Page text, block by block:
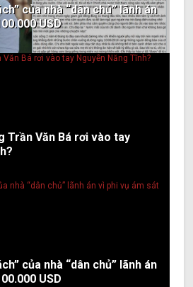
của nhà “dân chủ” lãnh án
USD
Trần Văn Bá rơi vào tay
của nhà “dân chủ” lãnh án
USD